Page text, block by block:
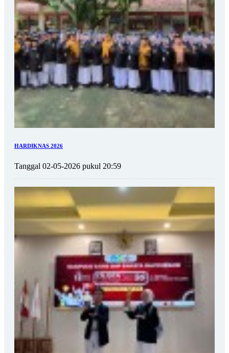
HARDIKNAS 2026
Tanggal 02-05-2026 pukul 20:59